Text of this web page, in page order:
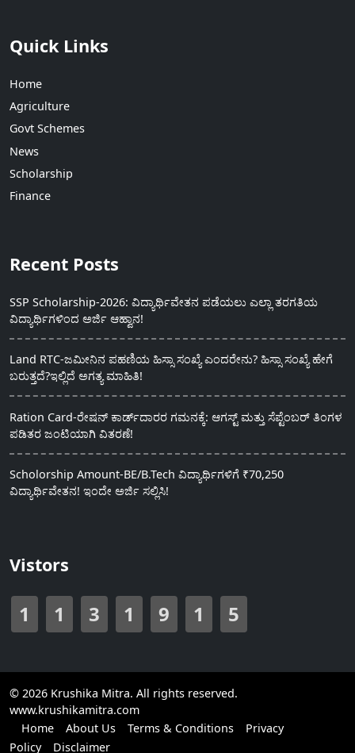
Quick Links
Home
Agriculture
Govt Schemes
News
Scholarship
Finance
Recent Posts
SSP Scholarship-2026: ವಿದ್ಯಾರ್ಥಿವೇತನ ಪಡೆಯಲು ಎಲ್ಲಾ ತರಗತಿಯ
ವಿದ್ಯಾರ್ಥಿಗಳಿಂದ ಅರ್ಜಿ ಆಹ್ವಾನ!
Land RTC-ಜಮೀನಿನ ಪಹಣಿಯ ಹಿಸ್ಸಾ ಸಂಖ್ಯೆ ಎಂದರೇನು? ಹಿಸ್ಸಾ ಸಂಖ್ಯೆ ಹೇಗೆ
ಬರುತ್ತದೆ?ಇಲ್ಲಿದೆ ಅಗತ್ಯ ಮಾಹಿತಿ!
Ration Card-ರೇಷನ್ ಕಾರ್ಡ್‍ದಾರರ ಗಮನಕ್ಕೆ: ಆಗಸ್ಟ್ ಮತ್ತು ಸೆಪ್ಟೆಂಬರ್ ತಿಂಗಳ
ಪಡಿತರ ಜಂಟಿಯಾಗಿ ವಿತರಣೆ!
Scholorship Amount-BE/B.Tech ವಿದ್ಯಾರ್ಥಿಗಳಿಗೆ ₹70,250
ವಿದ್ಯಾರ್ಥಿವೇತನ! ಇಂದೇ ಅರ್ಜಿ ಸಲ್ಲಿಸಿ!
Vistors
1 1 3 1 9 1 5
© 2026 Krushika Mitra. All rights reserved.
www.krushikamitra.com
Home
About Us Terms & Conditions
Privacy
Policy
Disclaimer